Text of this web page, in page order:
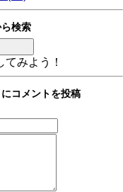
検索
みよう！
コメントを投稿